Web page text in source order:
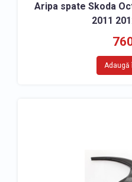
Aripa spate Skoda
2011
Adaugă